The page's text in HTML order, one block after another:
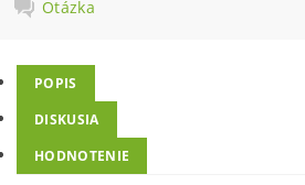
Otázka
POPIS
DISKUSIA
HODNOTENIE